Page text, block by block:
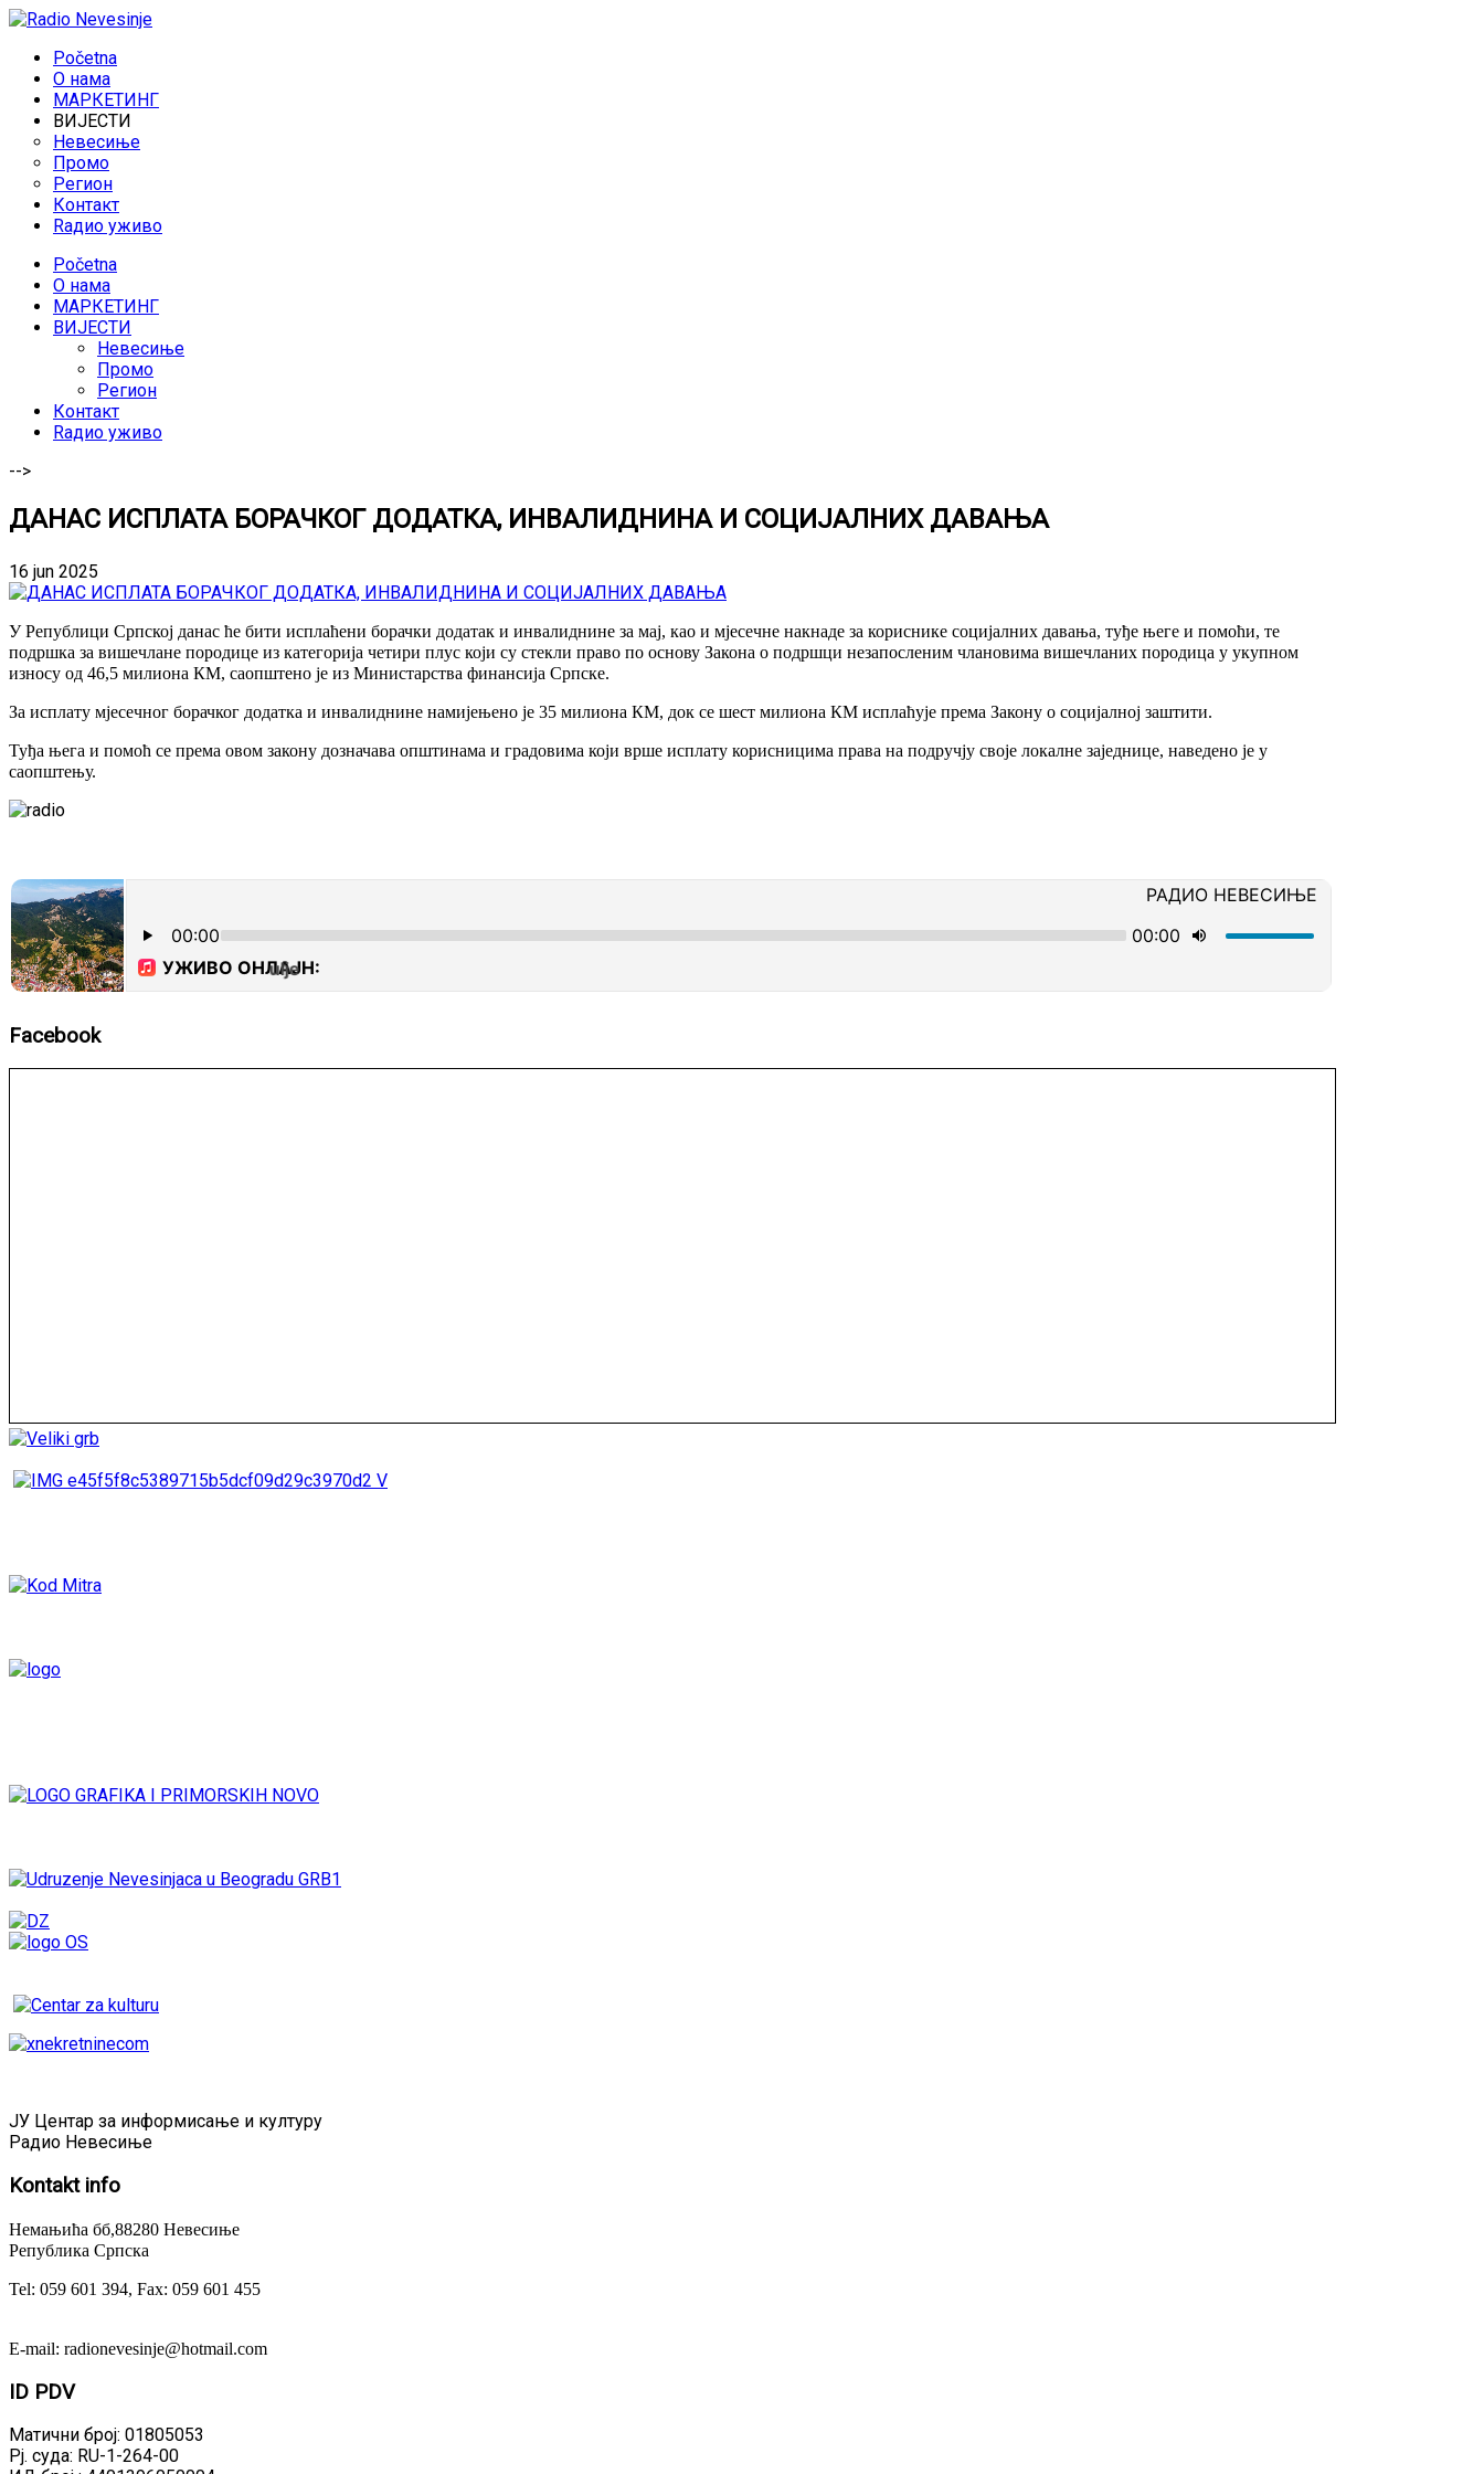
Početna
O нама
МАРКЕТИНГ
ВИЈЕСТИ
Невесиње
Промо
Регион
Контакт
Rадио уживо
Početna
O нама
МАРКЕТИНГ
ВИЈЕСТИ
Невесиње
Промо
Регион
Контакт
Rадио уживо
-->
ДАНАС ИСПЛАТА БОРАЧКОГ ДОДАТКА, ИНВАЛИДНИНА И СОЦИЈАЛНИХ ДАВАЊА
16 jun 2025
У Републици Српској данас ће бити исплаћени борачки додатак и инвалиднине за мај, као и мјесечне накнаде за кориснике социјалних давања, туђе његе и помоћи, те
подршка за вишечлане породице из категорија четири плус који су стекли право по основу Закона о подршци незапосленим члановима вишечланих породица у укупном
износу од 46,5 милиона КМ, саопштено је из Министарства финансија Српске.
За исплату мјесечног борачког додатка и инвалиднине намијењено је 35 милиона КМ, док се шест милиона КМ исплаћује према Закону о социјалној заштити.
Туђа њега и помоћ се према овом закону дозначава општинама и градовима који врше исплату корисницима права на подручју своје локалне заједнице, наведено је у
саопштењу.
Facebook
ЈУ Центар за информисање и културу
Радио Невесиње
Kontaktinfo
Немањића бб,88280 Невесиње
Република Српска
Tel: 059 601 394, Fax: 059 601 455
E-mail: radionevesinje@hotmail.com
ID PDV
Матични број: 01805053
Рј. суда: RU-1-264-00